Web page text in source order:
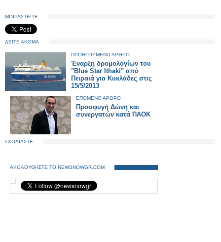
ΜΟΙΡΑΣΤΕΙΤΕ
ΔΕΙΤΕ ΑΚΟΜΑ
ΠΡΟΗΓΟΥΜΕΝΟ ΑΡΘΡΟ
Έναρξη δρομολογίων του
"Blue Star Ithaki" από
Πειραιά για Κυκλάδες στις
15/5/2013
ΕΠΟΜΕΝΟ ΑΡΘΡΟ
Προσφυγή Δώνη και
συνεργατών κατά ΠΑΟΚ
ΣΧΟΛΙΑΣΤΕ
ΑΚΟΛΟΥΘΗΣΤΕ ΤΟ NEWSNOWGR.COM